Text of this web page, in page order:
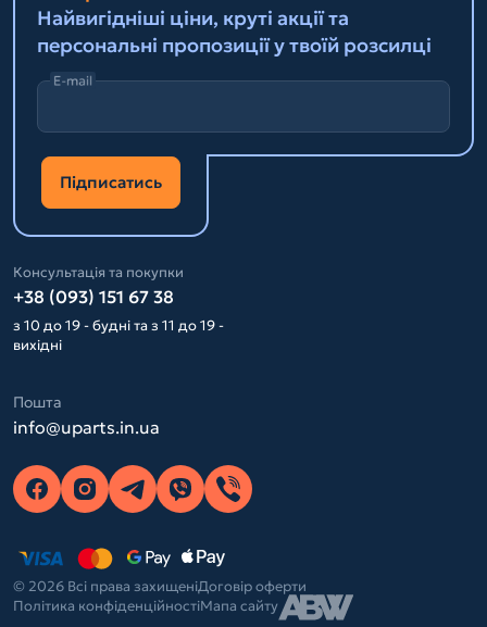
Найвигідніші ціни, круті акції та
персональні пропозиції у твоїй розсилці
E-mail
Підписатись
Консультація та покупки
+38 (093) 151 67 38
з 10 до 19 - будні та з 11 до 19 -
вихідні
Пошта
info@uparts.in.ua
© 2026 Всі права захищеніДоговір оферти
Політика конфіденційностіМапа сайту